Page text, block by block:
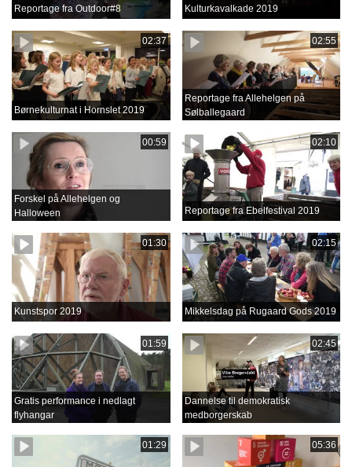
Reportage fra Outdoor#8 Kulturkavalkade 2019
02:37
Børnekulturnat i Hornslet 2019
02:55
Reportage fra Allehelgen på
Sølballegaard
00:59
Forskel på Allehelgen og
Halloween
02:10
Reportage fra Ebelfestival 2019
01:30
Kunstspor 2019
02:15
Mikkelsdag på Rugaard Gods 2019
01:59
Gratis performance i nedlagt
flyhangar
02:45
Dannelse til demokratisk
medborgerskab
01:29 05:36